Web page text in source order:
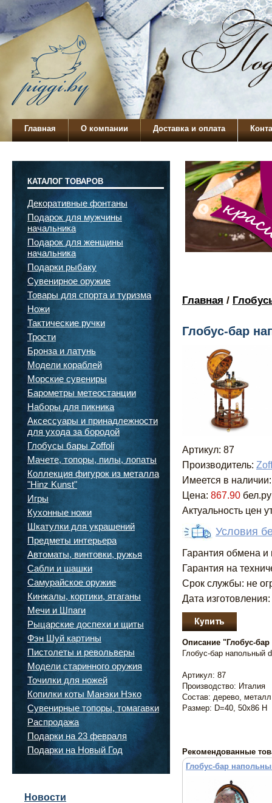
Главная О компании Доставка и оплата
Главная /
Глобус-бар
Артикул: 87
Производитель:
Имеется в
Цена: 867.90
Актуальность цен
Условия
Гарантия обмена и
Гарантия на
Срок службы: не
Дата
Описание "Глобус-
Глобус-бар напольный
Артикул: 87
Производство: Италия
Состав: дерево,
Размер: D=40, 50х86 H
Рекомендованные
Глобус-бар
КАТАЛОГ ТОВАРОВ
Декоративные фонтаны
Подарок для мужчины
начальника
Подарок для женщины
начальника
Подарки рыбаку
Сувенирное оружие
Товары для спорта и туризма
Ножи
Тактические ручки
Трости
Бронза и латунь
Модели кораблей
Морские сувениры
Барометры метеостанции
Наборы для пикника
Аксессуары и принадлежности
для ухода за бородой
Глобусы бары Zoffoli
Мачете, топоры, пилы, лопаты
Коллекция фигурок из металла
"Hinz Kunst"
Игры
Кухонные ножи
Шкатулки для украшений
Предметы интерьера
Автоматы, винтовки, ружья
Сабли и шашки
Самурайское оружие
Кинжалы, кортики, ятаганы
Мечи и Шпаги
Рыцарские доспехи и щиты
Фэн Шуй картины
Пистолеты и револьверы
Модели старинного оружия
Точилки для ножей
Копилки коты Манэки Нэко
Сувенирные топоры, томагавки
Распродажа
Подарки на 23 февраля
Подарки на Новый Год
Новости